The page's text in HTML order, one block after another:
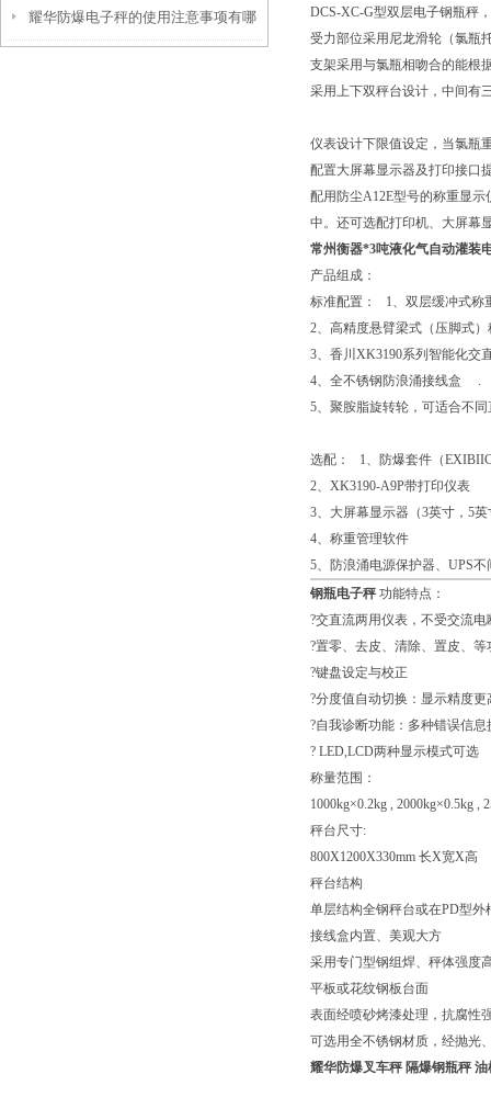
耀华防爆电子秤的使用注意事项有哪
DCS-XC-G型双层电子钢瓶秤
受力部位采用尼龙滑轮（氯瓶
支架采用与氯瓶相吻合的能根
采用上下双秤台设计，中间有
仪表设计下限值设定，当氯瓶
配置大屏幕显示器及打印接口
配用防尘A12E型号的称重显
中。还可选配打印机、大屏幕
常州衡器*3吨液化气自动灌装
产品组成：
标准配置： 1、双层缓冲式称
2、高精度悬臂梁式（压脚式
3、香川XK3190系列智能化交
4、全不锈钢防浪涌接线盒 .
5、聚胺脂旋转轮，可适合不
选配： 1、防爆套件（
2、XK3190-A9P带打印仪表
3、大屏幕显示器（3英寸，5
4、称重管理软件
5、防浪涌电源保护器、UPS不
钢瓶电子秤功能特点：
?交直流两用仪表，不受交流电
?置零、去皮、清除、置皮、等
?键盘设定与校正
?分度值自动切换：显示精度更
?自我诊断功能：多种错误信息
? LED,LCD两种显示模式可选
称量范围：
1000kg×0.2kg , 2000kg×0.5kg ,
秤台尺寸:
800X1200X330mm 长X宽X高
秤台结构
单层结构全钢秤台或在PD型外
接线盒内置、美观大方
采用专门型钢组焊、秤体强度
平板或花纹钢板台面
表面经喷砂烤漆处理，抗腐性
可选用全不锈钢材质，经抛光
耀华防爆叉车秤 隔爆钢瓶秤 油